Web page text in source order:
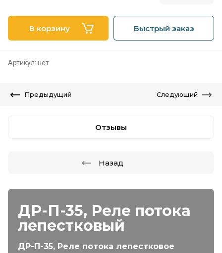
ДР-П-35, Реле потока
лепестковый
ДР-П-35, Реле потока лепестковое
В корзину Быстрый заказ
Артикул: нет
Предыдущий Следующий
Отзывы
Назад